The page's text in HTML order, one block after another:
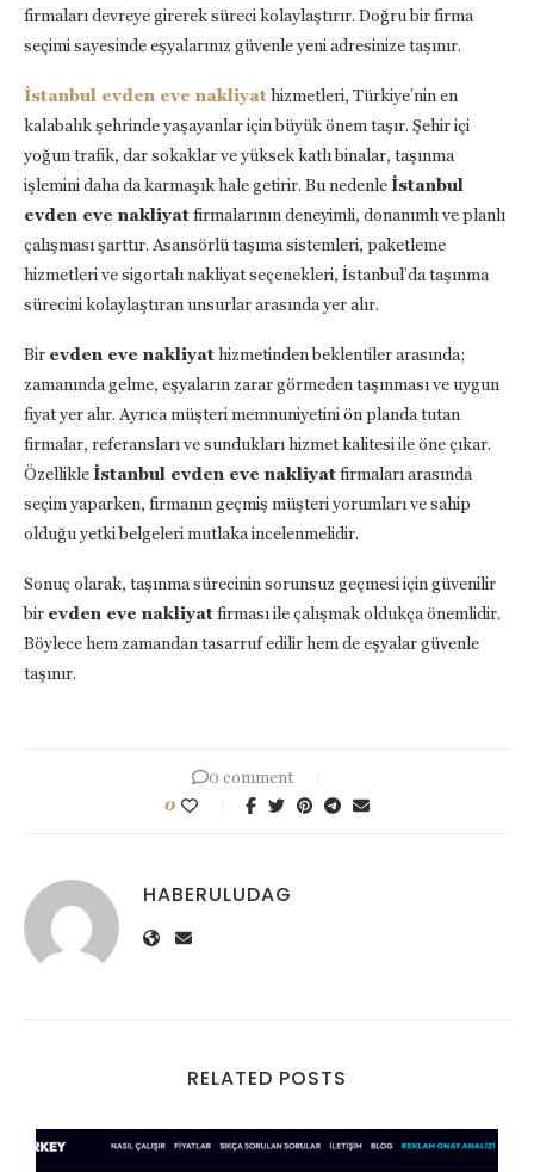
firmaları devreye girerek süreci kolaylaştırır. Doğru bir firma
seçimi sayesinde eşyalarınız güvenle yeni adresinize taşınır.
İstanbul evden eve nakliyathizmetleri, Türkiye’nin en
kalabalık şehrinde yaşayanlar için büyük önem taşır. Şehir içi
yoğun trafik, dar sokaklar ve yüksek katlı binalar, taşınma
işlemini daha da karmaşık hale getirir. Bu nedenleİstanbul
evden eve nakliyatfirmalarının deneyimli, donanımlı ve planlı
çalışması şarttır. Asansörlü taşıma sistemleri, paketleme
hizmetleri ve sigortalı nakliyat seçenekleri, İstanbul’da taşınma
sürecini kolaylaştıran unsurlar arasında yer alır.
Bir evden eve nakliyathizmetinden beklentiler arasında;
zamanında gelme, eşyaların zarar görmeden taşınması ve uygun
fiyat yer alır. Ayrıca müşteri memnuniyetini ön planda tutan
firmalar, referansları ve sundukları hizmet kalitesi ile öne çıkar.
Özellikleİstanbul evden eve nakliyatfirmaları arasında
seçim yaparken, firmanın geçmiş müşteri yorumları ve sahip
olduğu yetki belgeleri mutlaka incelenmelidir.
Sonuç olarak, taşınma sürecinin sorunsuz geçmesi için güvenilir
bir evden eve nakliyatfirması ile çalışmak oldukça önemlidir.
Böylece hem zamandan tasarruf edilir hem de eşyalar güvenle
taşınır.
0 comment
0
HABERULUDAG
RELATED POSTS